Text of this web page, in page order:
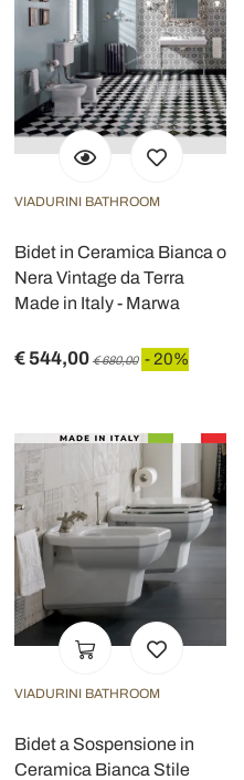
VIADURINI BATHROOM
Bidet in Ceramica Bianca o
Nera Vintage da Terra
Made in Italy - Marwa
€ 544,00 € 680,00 - 20%
VIADURINI BATHROOM
Bidet a Sospensione in
Ceramica Bianca Stile